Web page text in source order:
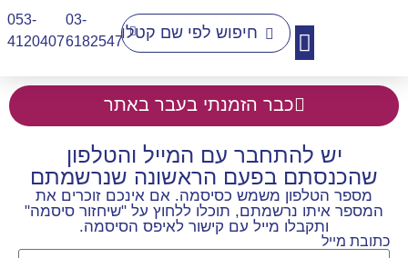
03-
6182547
053-
4120407​
כבר הזמנתי בעבר באתר
יש להתחבר עם המייל והטלפון
שהכנסתם בפעם הראשונה שנרשמתם
מספר הטלפון משמש כסיסמה. אם אינכם זוכרים את
המספר איתו נרשמתם, תוכלו ללחוץ על "שיחזור סיסמה"
ותקבלו מייל עם קישור לאיפס הסיסמה.
כתובת מייל